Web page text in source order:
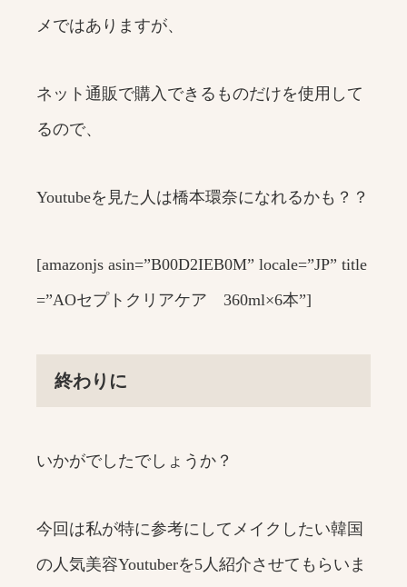
メではありますが、
ネット通販で購入できるものだけを使用して
るので、
Youtubeを見た人は橋本環奈になれるかも？？
[amazonjs asin=”B00D2IEB0M” locale=”JP” title
=”AOセプトクリアケア 360ml×6本”]
終わりに
いかがでしたでしょうか？
今回は私が特に参考にしてメイクしたい韓国
の人気美容Youtuberを5人紹介させてもらいま